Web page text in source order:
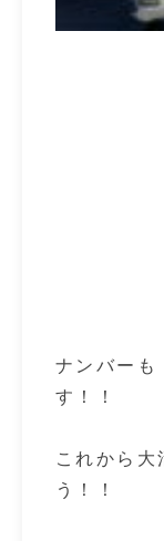
ナンバー
す！！
これから大
う！！